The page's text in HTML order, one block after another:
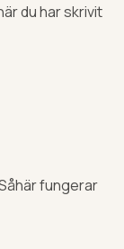
du har skrivit
fungerar